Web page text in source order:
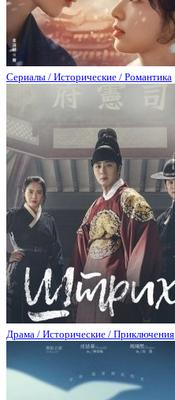
Сериалы / Исторические / Романтика
Драма / Исторические / Приключения